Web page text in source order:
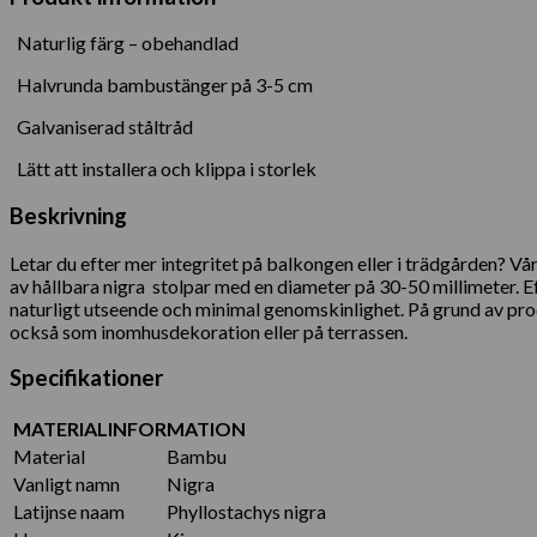
Naturlig färg – obehandlad
Halvrunda bambustänger på 3-5 cm
Galvaniserad ståltråd
Lätt att installera och klippa i storlek
Beskrivning
Letar du efter mer integritet på balkongen eller i trädgården?
av hållbara nigra stolpar med en diameter på 30-50 millimeter.
naturligt utseende och minimal genomskinlighet. På grund av
också som inomhusdekoration eller på terrassen.
Specifikationer
MATERIALINFORMATION
Material
Bambu
Vanligt namn
Nigra
Latijnse naam
Phyllostachys nigra